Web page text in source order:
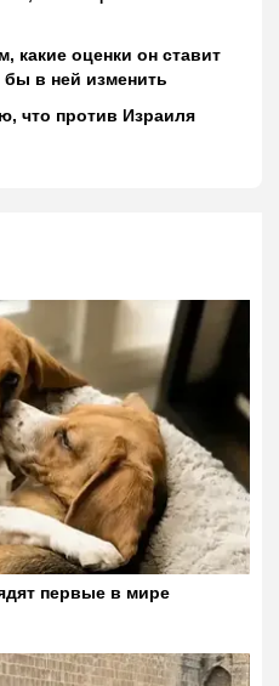
какие оценки он ставит
бы в ней изменить
что против Израиля